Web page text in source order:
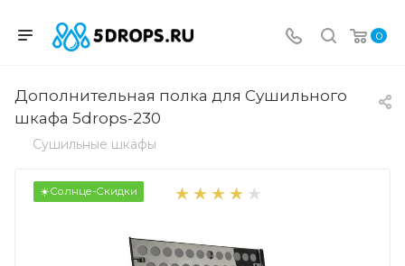
0
Дополнительная полка для Сушильного
шкафа 5drops-230
Сушильные шкафы
☀️Солнце-Скидки